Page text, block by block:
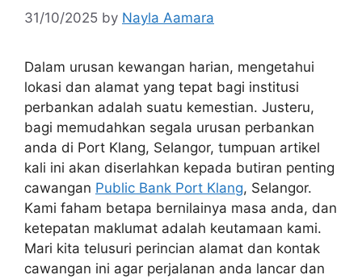
31/10/2025 by Nayla Aamara
Dalam urusan kewangan harian, mengetahui
lokasi dan alamat yang tepat bagi institusi
perbankan adalah suatu kemestian. Justeru,
bagi memudahkan segala urusan perbankan
anda di Port Klang, Selangor, tumpuan artikel
kali ini akan diserlahkan kepada butiran penting
cawangan Public Bank Port Klang, Selangor.
Kami faham betapa bernilainya masa anda, dan
ketepatan maklumat adalah keutamaan kami.
Mari kita telusuri perincian alamat dan kontak
cawangan ini agar perjalanan anda lancar dan